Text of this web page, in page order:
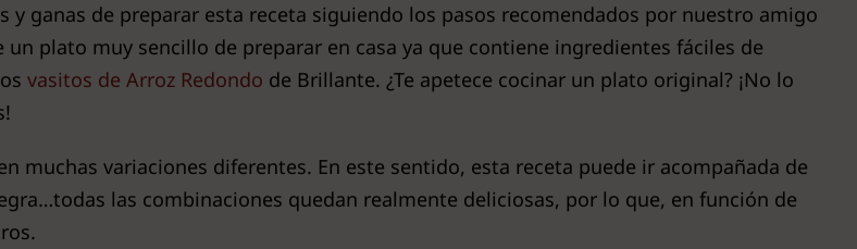
ganas de preparar esta receta siguiendo los pasos recomendados por nuestro amigo
plato muy sencillo de preparar en casa ya que contiene ingredientes fáciles de
vasitos de Arroz Redondo de Brillante. ¿Te apetece cocinar un plato original? ¡No lo
muchas variaciones diferentes. En este sentido, esta receta puede ir acompañada de
las combinaciones quedan realmente deliciosas, por lo que, en función de